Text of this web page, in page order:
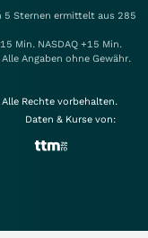
5 Sternen ermittelt aus 285
Min. NASDAQ +15 Min.
Angaben ohne Gewähr.
Rechte vorbehalten.
Daten & Kurse von: